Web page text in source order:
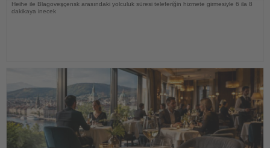
Heihe ile Blagoveşçensk arasındaki yolculuk süresi teleferiğin hizmete girmesiyle 6 ila 8
dakikaya inecek